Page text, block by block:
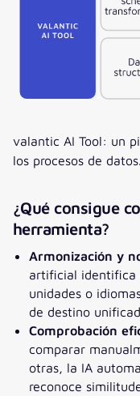
valantic AI Tool: un
los procesos de datos.
¿Qué consigue
herramienta?
Armonización y
artificial identifica
unidades o
de destino
Comprobación
comparar
otras, la IA
reconoce